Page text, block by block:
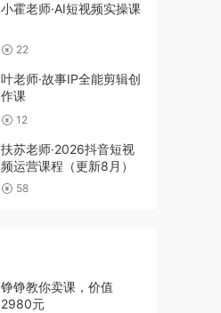
小霍老师·AI短视频实操课
22
叶老师·故事IP全能剪辑创
作课
12
扶苏老师·2026抖音短视
频运营课程（更新8月）
58
铮铮教你卖课，价值
2980元